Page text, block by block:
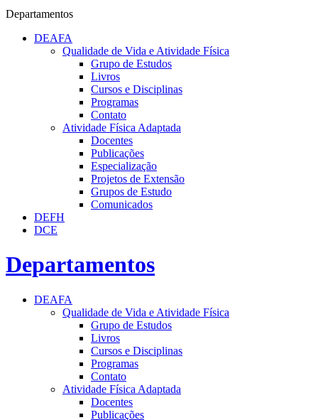
Departamentos
DEAFA
Qualidade de Vida e Atividade Física
Grupo de Estudos
Livros
Cursos e Disciplinas
Programas
Contato
Atividade Física Adaptada
Docentes
Publicações
Especialização
Projetos de Extensão
Grupos de Estudo
Comunicados
DEFH
DCE
Departamentos
DEAFA
Qualidade de Vida e Atividade Física
Grupo de Estudos
Livros
Cursos e Disciplinas
Programas
Contato
Atividade Física Adaptada
Docentes
Publicações